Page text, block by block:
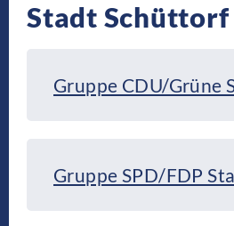
Stadt Schüttorf
Gruppe CDU/Grüne
Gruppe SPD/FDP